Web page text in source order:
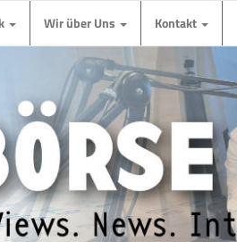
Wir über Uns Kontakt